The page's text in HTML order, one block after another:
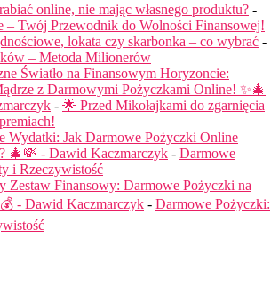
online, nie mając własnego produktu? -
– Twój Przewodnik do Wolności Finansowej!
lokata czy skarbonka – co wybrać -
– Metoda Milionerów
Światło na Finansowym Horyzoncie:
z Darmowymi Pożyczkami Online! ✨🎄
- 🌟 Przed Mikołajkami do zgarnięcia
Wydatki: Jak Darmowe Pożyczki Online
🎄💸 - Dawid Kaczmarczyk - Darmowe
i Rzeczywistość
Zestaw Finansowy: Darmowe Pożyczki na
- Dawid Kaczmarczyk - Darmowe Pożyczki: